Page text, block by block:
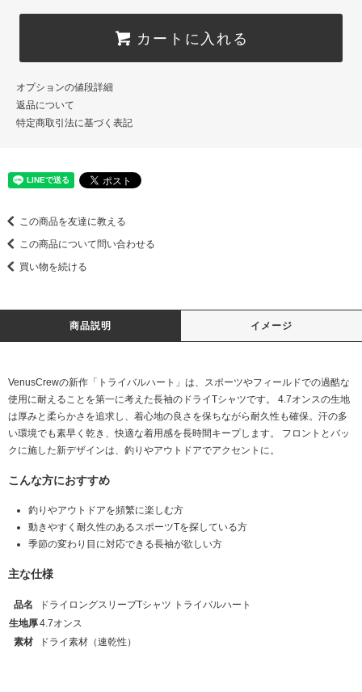
カートに入れる
オプションの値段詳細
返品について
特定商取引法に基づく表記
この商品を友達に教える
この商品について問い合わせる
買い物を続ける
商品説明 イメージ
VenusCrewの新作「トライバルハート」は、スポーツやフィールドでの過酷な
使用に耐えることを第一に考えた長袖のドライTシャツです。 4.7オンスの生地
は厚みと柔らかさを追求し、着心地の良さを保ちながら耐久性も確保。汗の多
い環境でも素早く乾き、快適な着用感を長時間キープします。 フロントとバッ
クに施した新デザインは、釣りやアウトドアでアクセントに。
こんな方におすすめ
釣りやアウトドアを頻繁に楽しむ方
動きやすく耐久性のあるスポーツTを探している方
季節の変わり目に対応できる長袖が欲しい方
主な仕様
品名
ドライロングスリーブTシャツ トライバルハート
生地厚4.7オンス
素材
ドライ素材（速乾性）